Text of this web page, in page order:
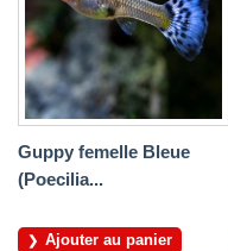
Guppy femelle Bleue
(Poecilia...
Ajouter au panier